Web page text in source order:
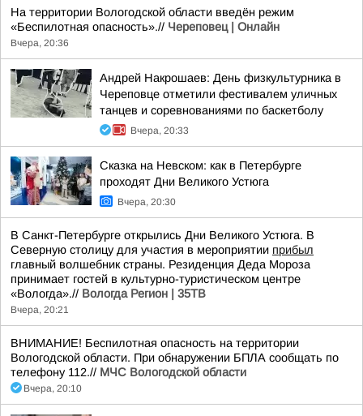
На территории Вологодской области введён режим
«Беспилотная опасность».// Череповец | Онлайн
Вчера, 20:36
Андрей Накрошаев: День физкультурника в
Череповце отметили фестивалем уличных
танцев и соревнованиями по баскетболу
Вчера, 20:33
Сказка на Невском: как в Петербурге
проходят Дни Великого Устюга
Вчера, 20:30
В Санкт-Петербурге открылись Дни Великого Устюга. В
Северную столицу для участия в мероприятии прибыл
главный волшебник страны. Резиденция Деда Мороза
принимает гостей в культурно-туристическом центре
«Вологда».// Вологда Регион | 35ТВ
Вчера, 20:21
ВНИМАНИЕ! Беспилотная опасность на территории
Вологодской области. При обнаружении БПЛА сообщать по
телефону 112.// МЧС Вологодской области
Вчера, 20:10